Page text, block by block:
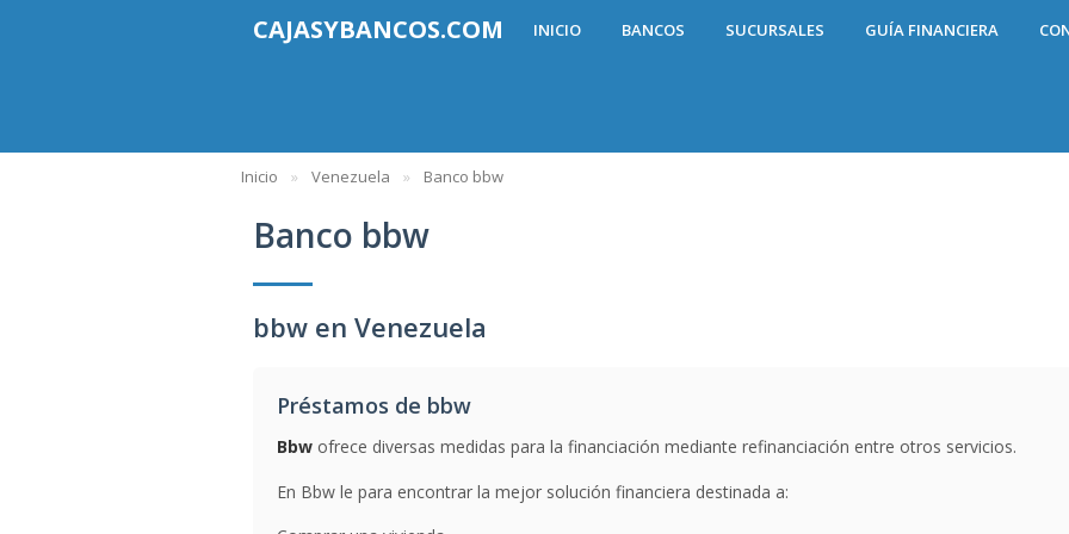
CAJASYBANCOS.COM INICIO BANCOS SUCURSALES GUÍA FINANCIERA
Inicio Venezuela Banco bbw
Banco bbw
bbw en Venezuela
Préstamos de bbw
Bbw ofrece diversas medidas para la financiación mediante refinanciación entre otros servicios.
En Bbw le para encontrar la mejor solución financiera destinada a: